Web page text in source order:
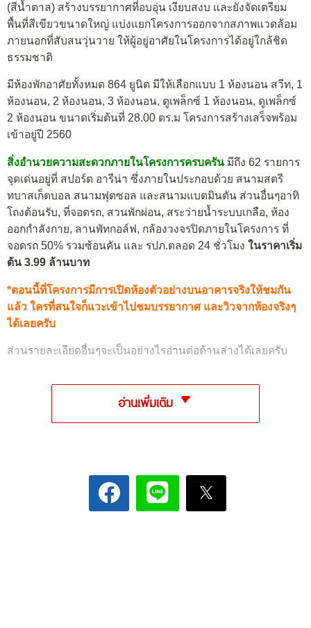
(สีน้ำตาล) สร้างบรรยากาศที่อบอุ่น เงียบสงบ และยังจัดเตรียม
พื้นที่สีเขียวขนาดใหญ่ แบ่งแยกโครงการออกจากสภาพแวดล้อม
ภายนอกที่สับสนวุ่นวาย ให้ผู้อยู่อาศัยในโครงการได้อยู่ใกล้ชิด
ธรรมชาติ
มีห้องพักอาศัยทั้งหมด 864 ยูนิต มีให้เลือกแบบ 1 ห้องนอน สวีท, 1
ห้องนอน, 2 ห้องนอน, 3 ห้องนอน, ดูเพล็กซ์ 1 ห้องนอน, ดูเพล็กซ์
2 ห้องนอน ขนาดเริ่มต้นที่ 28.00 ตร.ม โครงการสร้างเสร็จพร้อม
เข้าอยู่ปี 2560
สิ่งอำนวยความสะดวกภายในโครงการครบครัน มีถึง 62 รายการ
จุดเด่นอยู่ที่ สปอร์ต อารีน่า ซึ่งภายในประกอบด้วย สนามสตรี
ทบาสเก็ตบอล สนามฟุตซอล และสนามแบตมินตัน ส่วนอื่นๆอาทิ
โถงต้อนรับ, ที่จอดรถ, สวนพักผ่อน, สระว่ายน้ำระบบเกลือ, ห้อง
ออกกำลังกาย, ลานพัทกอล์ฟ, กล้องวงจรปิดภายในโครงการ ที่
จอดรถ 50% รวมซ้อนคัน และ รปภ.ตลอด 24 ชั่วโมง ในราคาเริ่ม
ต้น 3.99 ล้านบาท
*ตอนนี้ที่โครงการมีการเปิดห้องตัวอย่างบนอาคารจริงให้ชมกัน
แล้ว ใครที่สนใจก็แวะเข้าไปชมบรรยากาศ และวิวจากห้องจริงๆ
ได้เลยครับ
ส่วนรายละเอียดอื่นๆจะเป็นอย่างไรอ่านต่อด้านล่างได้เลยครับ
อ่านเพิ่มเติม